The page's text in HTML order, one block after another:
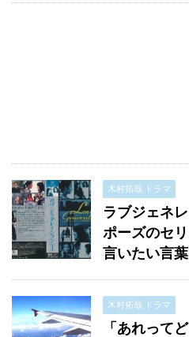
木村拓哉 ドラマ
ラブジェネ
ポーズのセ
言いたい言
木村拓哉 ドラマ
「あれって